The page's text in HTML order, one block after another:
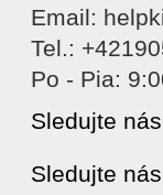
Email:
Tel.:
Po - Pia:
Sledujte
Sledujte